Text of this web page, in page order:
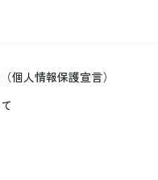
個人情報保護宣言）